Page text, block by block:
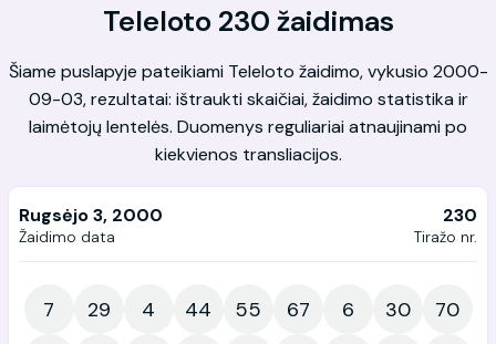
Teleloto 230 žaidimas
Šiame puslapyje pateikiami Teleloto žaidimo, vykusio 2000-
09-03, rezultatai: ištraukti skaičiai, žaidimo statistika ir
laimėtojų lentelės. Duomenys reguliariai atnaujinami po
kiekvienos transliacijos.
Rugsėjo 3, 2000
Žaidimo data
230
Tiražo nr.
7 29 4 44 55 67 6 30
70